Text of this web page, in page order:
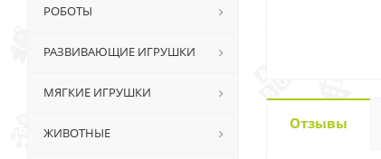
Отзывы
РОБОТЫ
РАЗВИВАЮЩИЕ ИГРУШКИ
МЯГКИЕ ИГРУШКИ
ЖИВОТНЫЕ